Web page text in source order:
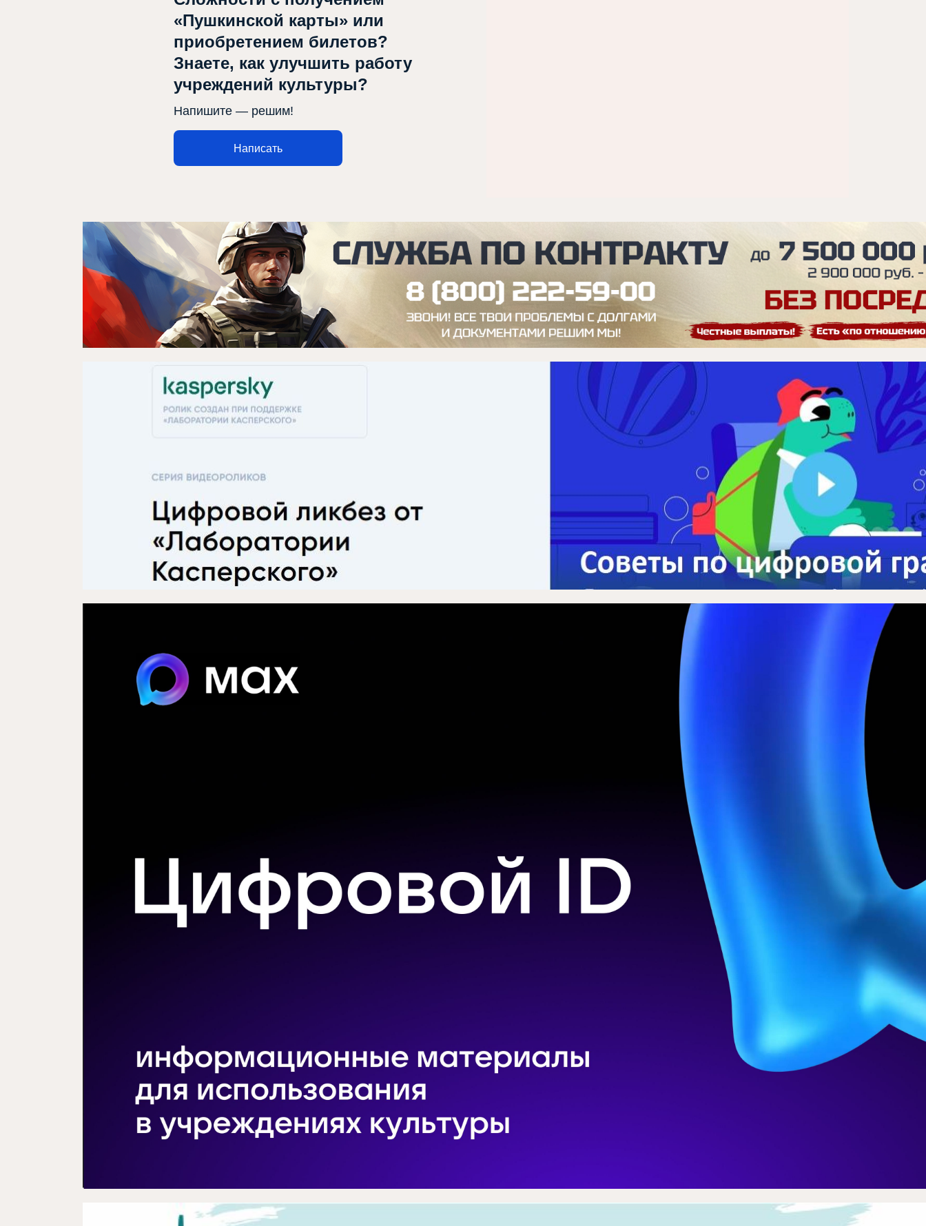
Афиша
Театр турында
Яңалыклар
Репертуар
Проектлар
«Пушкинской карты» или
приобретением билетов?
Знаете, как улучшить работу
учреждений культуры?
Напишите — решим!
Написать